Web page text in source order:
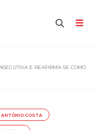
E REAFIRMA-SE COMO
ANTÓNIO COSTA